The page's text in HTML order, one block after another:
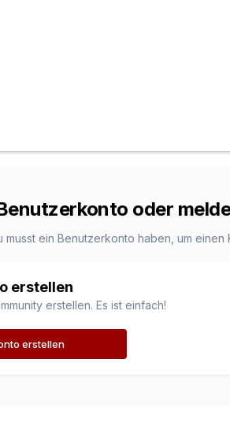
oder
musst ein Benutzerkonto haben, um
erstellen
erstellen. Es ist einfach!
erstellen